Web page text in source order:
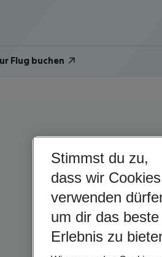
Flug buchen
Stimmst du zu,
dass wir Cookies
verwenden
um dir das beste
Erlebnis zu